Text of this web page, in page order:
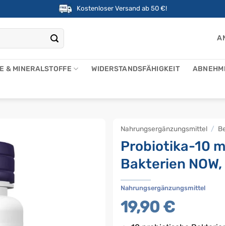
Kostenloser Versand ab 50 €!
& MINERALSTOFFE WIDERSTANDSFÄHIGKEIT
Nahrungsergänzungsmittel /
Probiotika-10
Bakterien
Nahrungsergänzungsmittel
19,90 €